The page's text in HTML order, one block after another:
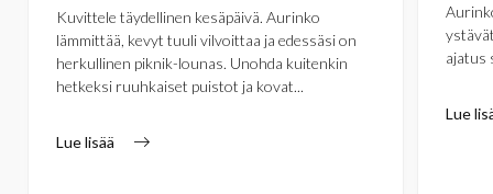
Kuvittele täydellinen kesäpäivä. Aurinko
lämmittää, kevyt tuuli vilvoittaa ja edessäsi on
herkullinen piknik-lounas. Unohda kuitenkin
hetkeksi ruuhkaiset puistot ja kovat...
Lue lisää
ajatus
Lue